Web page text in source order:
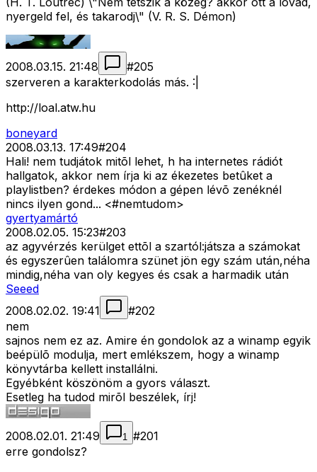
nyergeld fel, és takarodj\" (V. R. S. Démon)
2008.03.15. 21:48 #205
szerveren a karakterkodolás más. :|
http://loal.atw.hu
boneyard
2008.03.13. 17:49#204
Hali! nem tudjátok mitõl lehet, h ha internetes rádiót
hallgatok, akkor nem írja ki az ékezetes betûket a
playlistben? érdekes módon a gépen lévõ zenéknél
nincs ilyen gond... <#nemtudom>
gyertyamártó
2008.02.05. 15:23#203
az agyvérzés kerülget ettõl a szartól:játsza a számokat
és egyszerûen találomra szünet jön egy szám után,néha
mindig,néha van oly kegyes és csak a harmadik után
Seeed
2008.02.02. 19:41
#202
nem
sajnos nem ez az. Amire én gondolok az a winamp egyik
beépülõ modulja, mert emlékszem, hogy a winamp
könyvtárba kellett installálni.
Egyébként köszönöm a gyors választ.
Esetleg ha tudod mirõl beszélek, írj!
2008.02.01. 21:49 1 #201
erre gondolsz?